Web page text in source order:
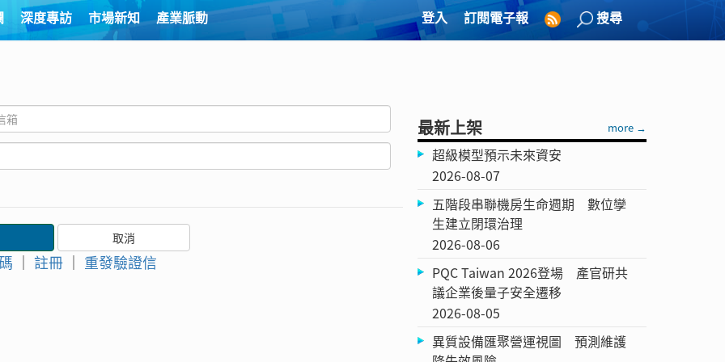
深度專訪 市場新知 產業脈動 登入 訂閱電子報 搜尋
｜ 註冊 ｜ 重發驗證信
最新上架 more →
超級模型預示未來資安
2026-08-07
五階段串聯機房生命週期 數位孿
生建立閉環治理
2026-08-06
PQC Taiwan 2026登場 產官研共
議企業後量子安全遷移
2026-08-05
異質設備匯聚營運視圖 預測維護